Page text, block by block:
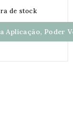
de stock
Aplicação, Poder